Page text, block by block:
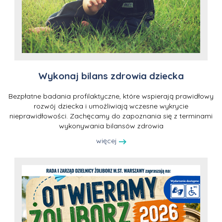
Wykonaj bilans zdrowia dziecka
Bezpłatne badania profilaktyczne, które wspierają prawidłowy
rozwój dziecka i umożliwiają wczesne wykrycie
nieprawidłowości. Zachęcamy do zapoznania się z terminami
wykonywania bilansów zdrowia
więcej